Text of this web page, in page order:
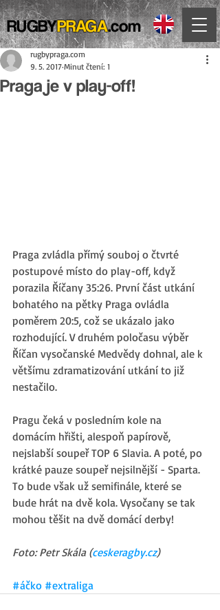
RUGBYPRAGA.com
Praga je v play-off!
rugbypraga.com
9. 5. 2017 Minut čtení: 1
Praga zvládla přímý souboj o čtvrté
postupové místo do play-off, když
porazila Říčany 35:26. První část utkání
bohatého na pětky Praga ovládla
poměrem 20:5, což se ukázalo jako
rozhodující. V druhém poločasu výběr
Říčan vysočanské Medvědy dohnal, ale k
většímu zdramatizování utkání to již
nestačilo.
Pragu čeká v posledním kole na
domácím hřišti, alespoň papírově,
nejslabší soupeř TOP 6 Slavia. A poté, po
krátké pauze soupeř nejsilnější - Sparta.
To bude však už semifinále, které se
bude hrát na dvě kola. Vysočany se tak
mohou těšit na dvě domácí derby!
Foto: Petr Skála (ceskeragby.cz)
#áčko #extraliga